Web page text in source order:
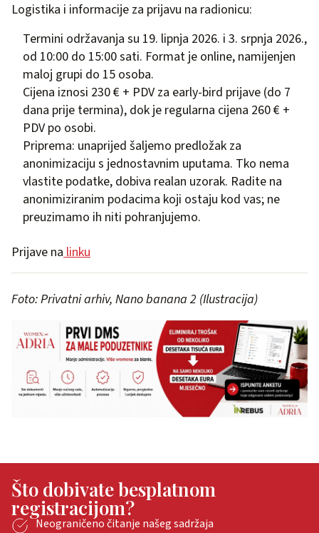
Logistika i informacije za prijavu na radionicu:
Termini održavanja su 19. lipnja 2026. i 3. srpnja 2026.,
od 10:00 do 15:00 sati. Format je online, namijenjen
maloj grupi do 15 osoba.
Cijena iznosi 230 € + PDV za early-bird prijave (do 7
dana prije termina), dok je regularna cijena 260 € +
PDV po osobi.
Priprema: unaprijed šaljemo predložak za
anonimizaciju s jednostavnim uputama. Tko nema
vlastite podatke, dobiva realan uzorak. Radite na
anonimiziranim podacima koji ostaju kod vas; ne
preuzimamo ih niti pohranjujemo.
Prijave nalinku
Foto: Privatni arhiv, Nano banana 2 (Ilustracija)
Što dobivate besplatnom
registracijom?
Neograničeno čitanje našeg sadržaja